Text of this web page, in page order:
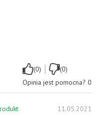
(0) |
(0)
Opinia jest pomocna? 0
11.05.2021